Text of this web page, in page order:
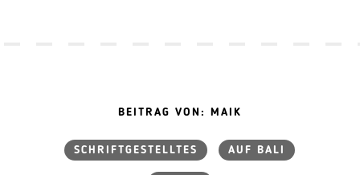
BEITRAG VON: MAIK
SCHRIFTGESTELLTES AUF BALI